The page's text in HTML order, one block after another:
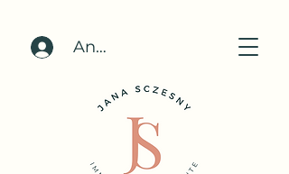
Anmelden